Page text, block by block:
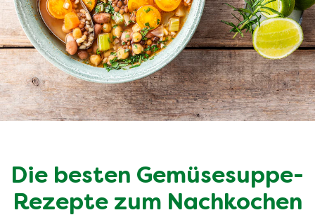
Die besten Gemüsesuppe-
Rezepte zum Nachkochen